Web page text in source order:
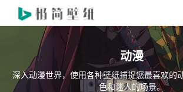
动漫
深入动漫世界，使用各种壁纸捕捉您最喜欢的
色和迷人的场景。